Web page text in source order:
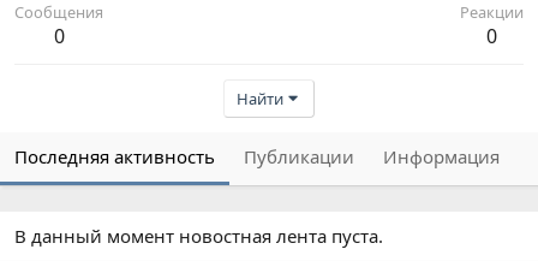
Сообщения
0
Реакции
0
Найти
Последняя активность Публикации Информация
В данный момент новостная лента пуста.